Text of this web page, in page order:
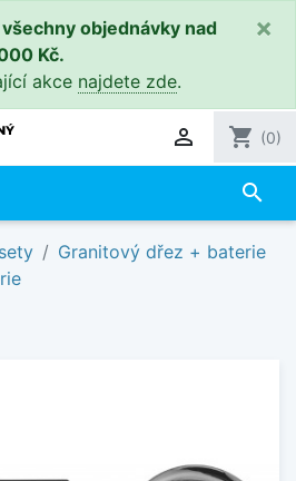
objednávky nad
Kč.
akce najdete zde.
×
 shopping_cart (0)
search
Granitový dřez + baterie